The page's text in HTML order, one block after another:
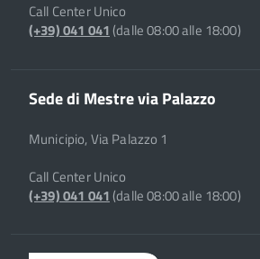
Call Center Unico
(+39) 041 041(dalle 08:00 alle 18:00)
Sede di Mestre via Palazzo
Municipio, Via Palazzo 1
Call Center Unico
(+39) 041 041(dalle 08:00 alle 18:00)